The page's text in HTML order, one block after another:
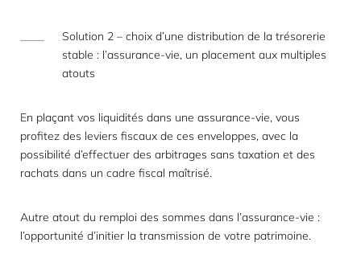
Solution 2 – choix d’une distribution de la trésorerie
stable : l’assurance-vie, un placement aux multiples
atouts
En plaçant vos liquidités dans une assurance-vie, vous
profitez des leviers fiscaux de ces enveloppes, avec la
possibilité d’effectuer des arbitrages sans taxation et des
rachats dans un cadre fiscal maîtrisé.
Autre atout du remploi des sommes dans l’assurance-vie :
l’opportunité d’initier la transmission de votre patrimoine.